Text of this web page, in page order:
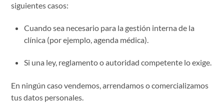
siguientes casos:
Cuando sea necesario para la gestión interna de la
clínica (por ejemplo, agenda médica).
Si una ley, reglamento o autoridad competente lo exige.
En ningún caso vendemos, arrendamos o comercializamos
tus datos personales.